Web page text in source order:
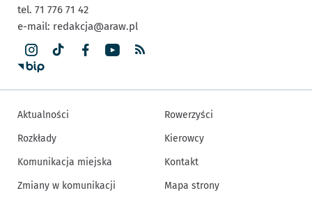
tel. 71 776 71 42
e-mail: redakcja@araw.pl
Aktualności
Rozkłady
Komunikacja miejska
Zmiany w komunikacji
Rowerzyści
Kierowcy
Kontakt
Mapa strony